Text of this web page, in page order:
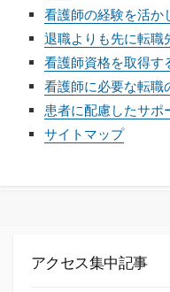
看護師の経験を活か
退職よりも先に転職
看護師資格を取得す
看護師に必要な転職
患者に配慮したサポ
サイトマップ
アクセス集中記事